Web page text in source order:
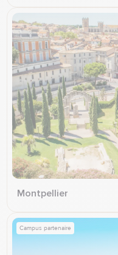
Montpellier
Campus partenaire